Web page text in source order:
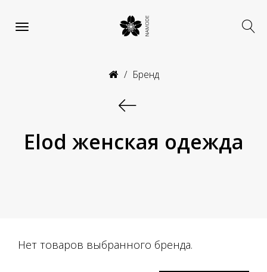
Бренд
Elod женская одежда
Нет товаров выбранного бренда.